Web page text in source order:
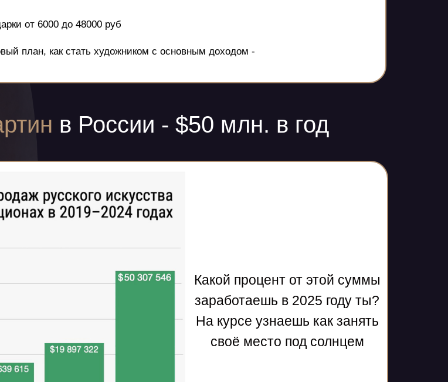
Какой процент от этой суммы
заработаешь в 2025 году ты?
На курсе узнаешь как занять
своё место под солнцем
в России - $50 млн. в год
план, как стать художником с основным доходом -
от 6000 до 48000 руб